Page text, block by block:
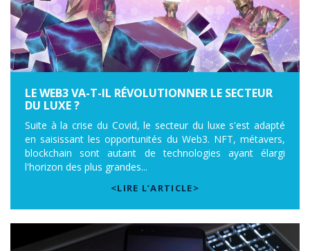
LE WEB3 VA-T-IL RÉVOLUTIONNER LE SECTEUR
DU LUXE ?
Suite à la crise du Covid, le secteur du luxe s'est adapté
en saisissant les opportunités du Web3. NFT, métavers,
blockchain sont autant de technologies ayant élargi
l'horizon des plus grandes...
<LIRE L’ARTICLE>